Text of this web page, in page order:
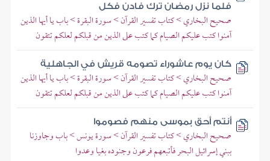
فلما نزل رمضان ترك فادن فكل
صحيح البخاري > كتاب تفسير القرآن > سورة البقرة > باب يا أيها الذين
آمنوا كتب عليكم الصيام كما كتب على الذين من قبلكم لعلكم تتقون
كان يوم عاشوراء تصومه قريش في الجاهلية
صحيح البخاري > كتاب تفسير القرآن > سورة البقرة > باب يا أيها الذين
آمنوا كتب عليكم الصيام كما كتب على الذين من قبلكم لعلكم تتقون
أنتم أحق بموسى منهم فصوموا
صحيح البخاري > كتاب تفسير القرآن > سورة يونس > باب وجاوزنا
ببني إسرائيل البحر فأتبعهم فرعون وجنوده بغيا وعدوا